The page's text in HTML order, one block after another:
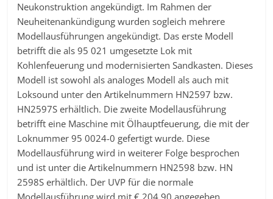
Neukonstruktion angekündigt. Im Rahmen der
Neuheitenankündigung wurden sogleich mehrere
Modellausführungen angekündigt. Das erste Modell
betrifft die als 95 021 umgesetzte Lok mit
Kohlenfeuerung und modernisierten Sandkasten. Dieses
Modell ist sowohl als analoges Modell als auch mit
Loksound unter den Artikelnummern HN2597 bzw.
HN2597S erhältlich. Die zweite Modellausführung
betrifft eine Maschine mit Ölhauptfeuerung, die mit der
Loknummer 95 0024-0 gefertigt wurde. Diese
Modellausführung wird in weiterer Folge besprochen
und ist unter die Artikelnummern HN2598 bzw. HN
2598S erhältlich. Der UVP für die normale
Modellausführung wird mit € 204,90 angegeben,